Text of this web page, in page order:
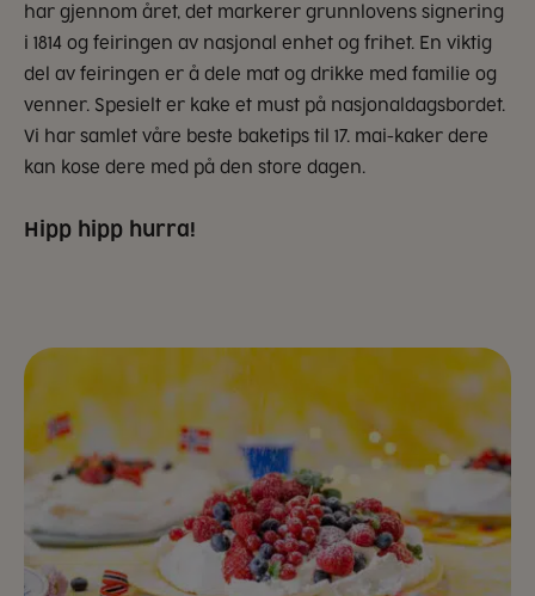
har gjennom året, det markerer grunnlovens signering
i 1814 og feiringen av nasjonal enhet og frihet. En viktig
del av feiringen er å dele mat og drikke med familie og
venner. Spesielt er kake et must på nasjonaldagsbordet.
Vi har samlet våre beste baketips til 17. mai-kaker dere
kan kose dere med på den store dagen.
Hipp hipp hurra!